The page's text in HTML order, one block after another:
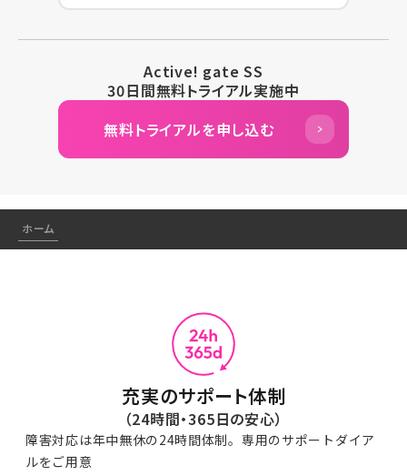
Active! gate SS
30日間無料トライアル実施中
無料トライアルを申し込む
ホーム
充実のサポート体制
（24時間・365日の安心）
障害対応は年中無休の24時間体制。専用のサポートダイア
ルをご用意